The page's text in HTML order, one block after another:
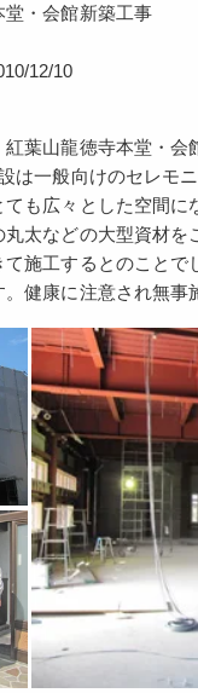
堂・会館新築工事
12/10
葉山龍徳寺本堂・会
は一般向けのセレモ
も広々とした空間
太などの大型資材
施工するとのこと
健康に注意され無